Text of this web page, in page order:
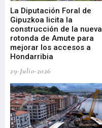
La Diputación Foral de
Gipuzkoa licita la
construcción de la nueva
rotonda de Amute para
mejorar los accesos a
Hondarribia
29-Julio-2026